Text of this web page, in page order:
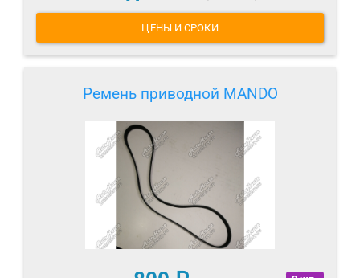
ЦЕНЫ И СРОКИ
Ремень приводной MANDO